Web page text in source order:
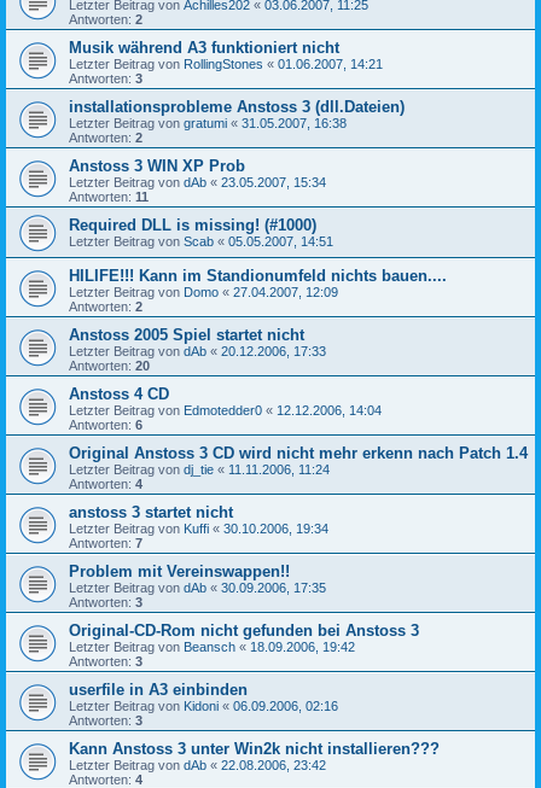
Letzter Beitrag von Achilles202 « 03.06.2007, 11:25
Antworten: 2
Musik während A3 funktioniert nicht
Letzter Beitrag von RollingStones « 01.06.2007, 14:21
Antworten: 3
installationsprobleme Anstoss 3 (dll.Dateien)
Letzter Beitrag von gratumi « 31.05.2007, 16:38
Antworten: 2
Anstoss 3 WIN XP Prob
Letzter Beitrag von dAb « 23.05.2007, 15:34
Antworten: 11
Required DLL is missing! (#1000)
Letzter Beitrag von Scab « 05.05.2007, 14:51
HILIFE!!! Kann im Standionumfeld nichts bauen....
Letzter Beitrag von Domo « 27.04.2007, 12:09
Antworten: 2
Anstoss 2005 Spiel startet nicht
Letzter Beitrag von dAb « 20.12.2006, 17:33
Antworten: 20
Anstoss 4 CD
Letzter Beitrag von Edmotedder0 « 12.12.2006, 14:04
Antworten: 6
Original Anstoss 3 CD wird nicht mehr erkenn nach Patch 1.4
Letzter Beitrag von dj_tie « 11.11.2006, 11:24
Antworten: 4
anstoss 3 startet nicht
Letzter Beitrag von Kuffi « 30.10.2006, 19:34
Antworten: 7
Problem mit Vereinswappen!!
Letzter Beitrag von dAb « 30.09.2006, 17:35
Antworten: 3
Original-CD-Rom nicht gefunden bei Anstoss 3
Letzter Beitrag von Beansch « 18.09.2006, 19:42
Antworten: 3
userfile in A3 einbinden
Letzter Beitrag von Kidoni « 06.09.2006, 02:16
Antworten: 3
Kann Anstoss 3 unter Win2k nicht installieren???
Letzter Beitrag von dAb « 22.08.2006, 23:42
Antworten: 4